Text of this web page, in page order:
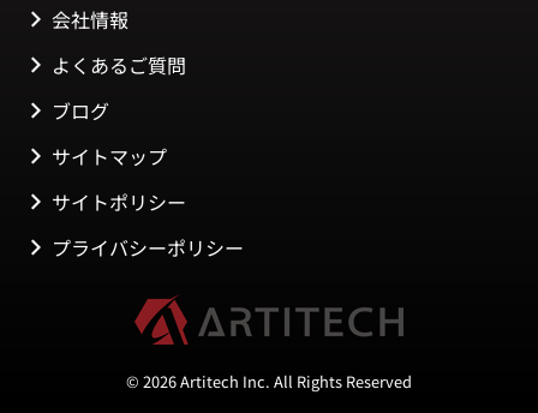
会社情報
よくあるご質問
ブログ
サイトマップ
サイトポリシー
プライバシーポリシー
© 2026 Artitech Inc. All Rights Reserved